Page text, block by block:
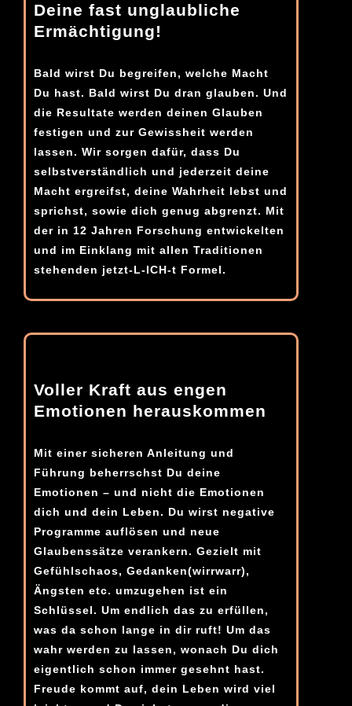
Deine fast unglaubliche
Ermächtigung!
Bald wirst Du begreifen, welche Macht
Du hast. Bald wirst Du dran glauben. Und
die Resultate werden deinen Glauben
festigen und zur Gewissheit werden
lassen. Wir sorgen dafür, dass Du
selbstverständlich und jederzeit deine
Macht ergreifst, deine Wahrheit lebst und
sprichst, sowie dich genug abgrenzt. Mit
der in 12 Jahren Forschung entwickelten
und im Einklang mit allen Traditionen
stehenden jetzt-L-ICH-t Formel.
Voller Kraft aus engen
Emotionen herauskommen
Mit einer sicheren Anleitung und
Führung beherrschst Du deine
Emotionen – und nicht die Emotionen
dich und dein Leben. Du wirst negative
Programme auflösen und neue
Glaubenssätze verankern. Gezielt mit
Gefühlschaos, Gedanken(wirrwarr),
Ängsten etc. umzugehen ist ein
Schlüssel. Um endlich das zu erfüllen,
was da schon lange in dir ruft! Um das
wahr werden zu lassen, wonach Du dich
eigentlich schon immer gesehnt hast.
Freude kommt auf, dein Leben wird viel